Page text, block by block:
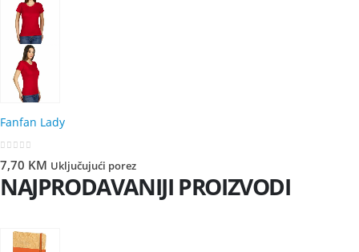
Fanfan Lady
7,70 KM Uključujući porez
NAJPRODAVANIJI PROIZVODI